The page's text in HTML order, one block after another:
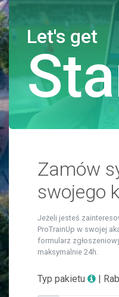
Let's get
Zamów
swojego
Jeżeli jesteś
ProTrainUp w swojej
formularz
maksymalnie 24h.
Typ pakietu |